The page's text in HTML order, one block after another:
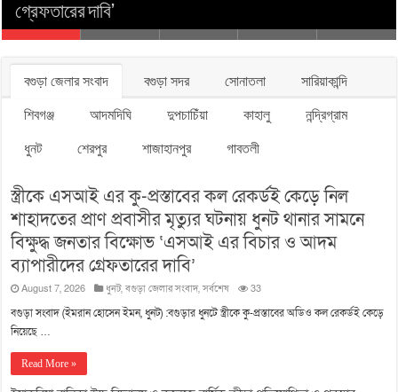
গ্রেফতারের দাবি’
প্রতিযোগিতা ও পুরস্কার বিতরণ অনুষ্ঠিত
চেয়ারম্যান গোলাম রব্বানী
মাহফিল
১১ দলীয় এক্য স্মারকলিপি
বগুড়া জেলার সংবাদ বগুড়া সদর সোনাতলা সারিয়াকান্দি
শিবগঞ্জ আদমদিঘি দুপচাচিঁয়া কাহালু নন্দ্রিগ্রাম
ধুনট শেরপুর শাজাহানপুর গাবতলী
স্ত্রীকে এসআই এর কু-প্রস্তাবের কল রেকর্ডই কেড়ে নিল
শাহাদতের প্রাণ প্রবাসীর মৃত্যুর ঘটনায় ধুনট থানার সামনে
বিক্ষুদ্ধ জনতার বিক্ষোভ ‘এসআই এর বিচার ও আদম
ব্যাপারীদের গ্রেফতারের দাবি’
August 7, 2026 ধুনট,বগুড়া জেলার সংবাদ,সর্বশেষ 33
বগুড়া সংবাদ (ইমরান হোসেন ইমন, ধুনট) :বগুড়ার ধুনটে স্ত্রীকে কু-প্রস্তাবের অডিও কল রেকর্ডই কেড়ে
নিয়েছে …
Read More »